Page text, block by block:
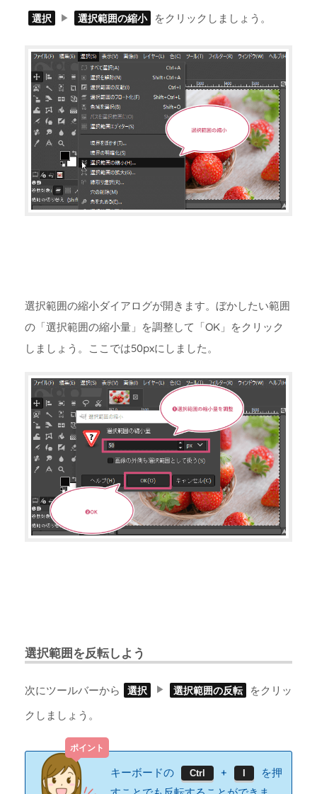
選択 選択範囲の縮小 をクリックしましょう。
選択範囲の縮小ダイアログが開きます。ぼかしたい範囲
の「選択範囲の縮小量」を調整して「OK」をクリック
しましょう。ここでは50pxにしました。
選択範囲を反転しよう
次にツールバーから 選択 選択範囲の反転
をクリッ
クしましょう。
キーボードの Ctrl + I
を押